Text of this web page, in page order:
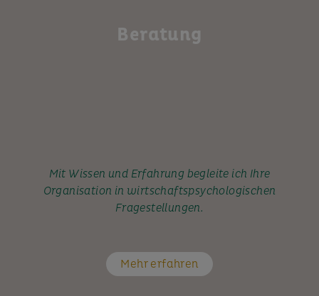
Beratung
Mit Wissen und Erfahrung begleite ich Ihre
Organisation in wirtschaftspsychologischen
Fragestellungen.
Mehr erfahren